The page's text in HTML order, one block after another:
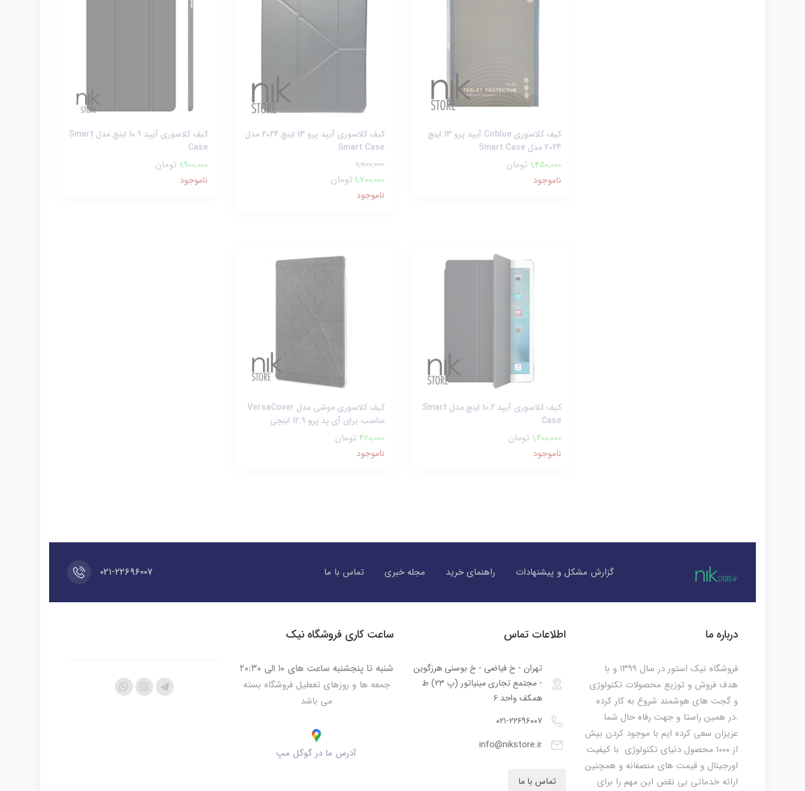
کیف کلاسوری Coblue آیپد پرو 13 اینچ
2024 مدل Smart Case
1,450,000 تومان
ناموجود
کیف کلاسوری آیپد پرو 13 اینچ 2024 مدل
Smart Case
1,800,000
1,700,000 تومان
ناموجود
کیف کلاسوری آیپد 10.9 اینچ مدل Smart
Case
1,900,000 تومان
ناموجود
کیف کلاسوری آیپد 10.2 اینچ مدل Smart
Case
1,400,000 تومان
ناموجود
کیف کلاسوری موشی مدل VersaCover
مناسب برای آی پد پرو 12.9 اینچی
420,000 تومان
ناموجود
گزارش مشکل و پیشنهادات راهنمای خرید مجله خبری تماس با ما ۰۲۱-۲۲۶۹۶۰۰۷
درباره ما
فروشگاه نیک استور در سال ۱۳۹۹ و با
هدف فروش و توزیع محصولات تکنولوژی
و گجت های هوشمند شروع به کار کرده
.در همین راستا و جهت رفاه حال شما
عزیزان سعی کرده ایم با موجود کردن بیش
از ۱۰۰۰ محصول دنیای تکنولوژی با کیفیت
اورجینال و قیمت های منصفانه و همچنین
ارائه خدماتی بی نقض این مهم را برای
اطلاعات تماس
تهران - خ فیاضی - خ بوسنی هرزگوین
- مجتمع تجاری مینیاتور (پ ۲۳) ط
همکف واحد ۶
۰۲۱-۲۲۶۹۶۰۰۷
info@nikstore.ir
تماس با ما
ساعت کاری فروشگاه نیک
شنبه تا پنجشنبه ساعت های ۱۰ الی ۲۰:۳۰
جمعه ها و روزهای تعطیل فروشگاه بسته
می باشد
آدرس ما در گوگل مپ